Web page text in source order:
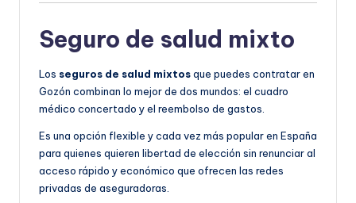
Seguro de salud mixto
Los seguros de salud mixtosque puedes contratar en
Gozón combinan lo mejor de dos mundos: el cuadro
médico concertado y el reembolso de gastos.
Es una opción flexible y cada vez más popular en España
para quienes quieren libertad de elección sin renunciar al
acceso rápido y económico que ofrecen las redes
privadas de aseguradoras.